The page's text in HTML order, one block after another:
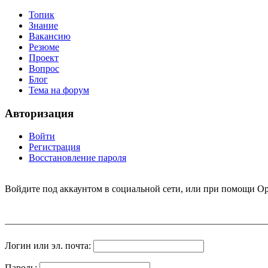
Топик
Знание
Вакансию
Резюме
Проект
Вопрос
Блог
Тема на форум
Авторизация
Войти
Регистрация
Восстановление пароля
Войдите под аккаунтом в социальной сети, или при помощи
Логин или эл. почта: